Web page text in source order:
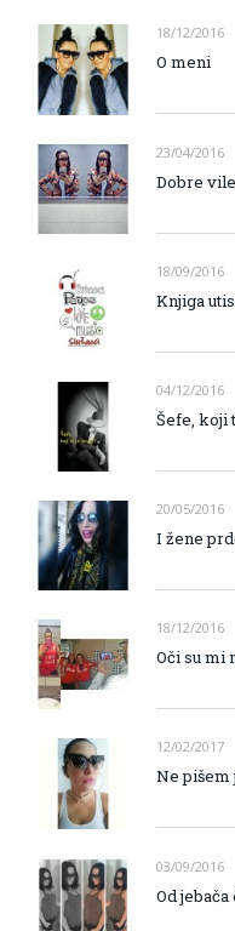
18/12/2016
O meni
23/04/2016
Dobre
18/09/2016
Knjiga
04/12/2016
Šefe, koji
20/05/2016
I žene
18/12/2016
Oči su mi
12/02/2017
Ne pišem
03/09/2016
Od jebača